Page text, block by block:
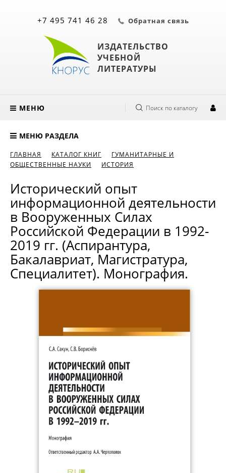
ИЗДАТЕЛЬСТВО
УЧЕБНОЙ
ЛИТЕРАТУРЫ
+7 495 741 46 28 Обратная связь
МЕНЮ Поиск по каталогу
МЕНЮ РАЗДЕЛА
ГЛАВНАЯ КАТАЛОГ КНИГ
ГУМАНИТАРНЫЕ И
ОБЩЕСТВЕННЫЕ НАУКИ
ИСТОРИЯ
Исторический опыт
информационной деятельности
в Вооруженных Силах
Российской Федерации в 1992-
2019 гг. (Аспирантура,
Бакалавриат, Магистратура,
Специалитет). Монография.